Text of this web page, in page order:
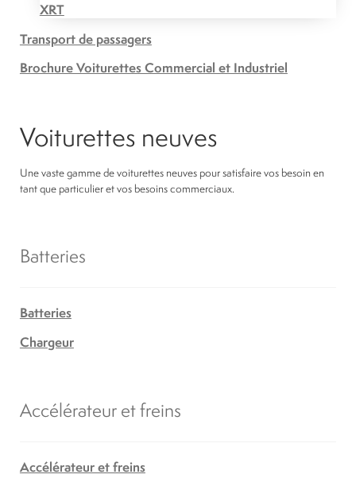
XRT
Transport de passagers
Brochure Voiturettes Commercial et Industriel
Voiturettes neuves
Une vaste gamme de voiturettes neuves pour satisfaire vos besoin en
tant que particulier et vos besoins commerciaux.
Batteries
Batteries
Chargeur
Accélérateur et freins
Accélérateur et freins